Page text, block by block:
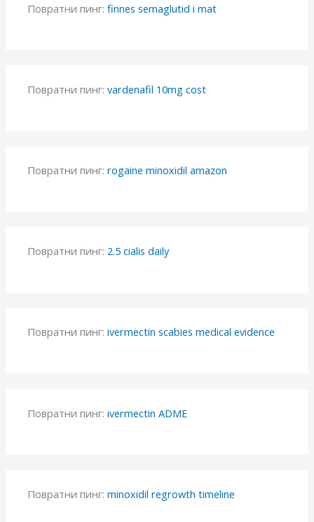
Повратни пинг:finnes semaglutid i mat
Повратни пинг:vardenafil 10mg cost
Повратни пинг:rogaine minoxidil amazon
Повратни пинг: 2.5 cialis daily
Повратни пинг:ivermectin scabies medical evidence
Повратни пинг:ivermectin ADME
Повратни пинг:minoxidil regrowth timeline